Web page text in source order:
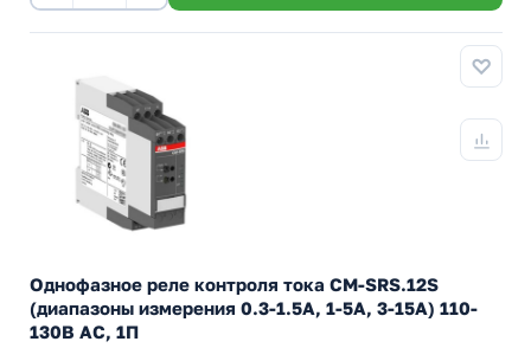
Однофазное реле контроля тока CM-SRS.12S
(диапазоны измерения 0.3-1.5А, 1-5A, 3-15A) 110-
130В AC, 1П